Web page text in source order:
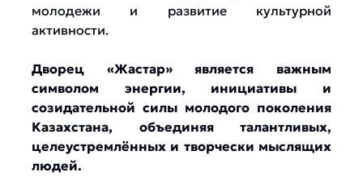
молодежи и развитие культурной
активности.
Дворец «Жастар» является важным
символом энергии, инициативы и
созидательной силы молодого поколения
Казахстана, объединяя талантливых,
целеустремлённых и творчески мыслящих
людей.